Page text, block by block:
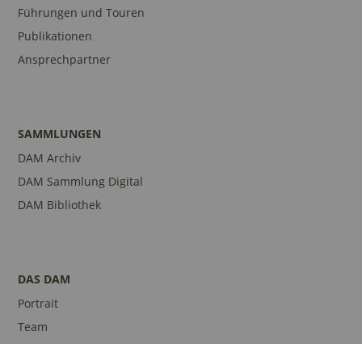
Führungen und Touren
Publikationen
Ansprechpartner
SAMMLUNGEN
DAM Archiv
DAM Sammlung Digital
DAM Bibliothek
DAS DAM
Portrait
Team